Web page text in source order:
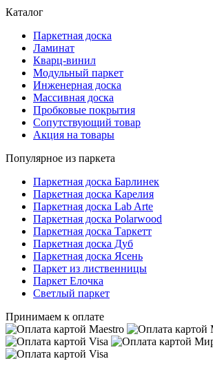
Каталог
Паркетная доска
Ламинат
Кварц-винил
Модульный паркет
Инженерная доска
Массивная доска
Пробковые покрытия
Сопутствующий товар
Акция на товары
Популярное из паркета
Паркетная доска Барлинек
Паркетная доска Карелия
Паркетная доска Lab Arte
Паркетная доска Polarwood
Паркетная доска Таркетт
Паркетная доска Дуб
Паркетная доска Ясень
Паркет из лиственницы
Паркет Елочка
Светлый паркет
Принимаем к оплате